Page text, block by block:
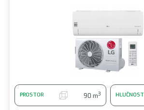
PROSTOR 90 m3 HLUČNOST